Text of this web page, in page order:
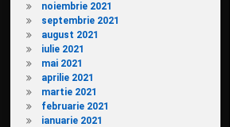
noiembrie 2021
septembrie 2021
august 2021
iulie 2021
mai 2021
aprilie 2021
martie 2021
februarie 2021
ianuarie 2021